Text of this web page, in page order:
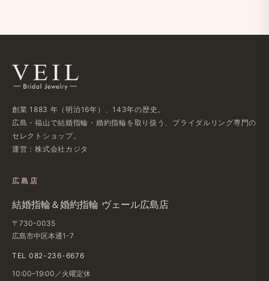
創業 1883 年​（明治16年）、​143年の​歴史。
広島・福山で​結婚指輪・婚約指輪を​取り扱う、​ブライダルリング専門の​
セレクトショップ。
運営：株式会社カジタ
広島店
結婚​指輪＆婚約指輪 ヴェール​広島店
〒730-0035
広島市中区本通1-7
TEL 082-236-6676
10:00–19:00／火曜定休